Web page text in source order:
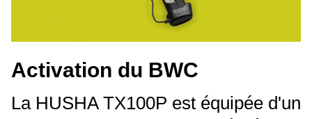
Activation du BWC
La HUSHA TX100P est équipée d'un